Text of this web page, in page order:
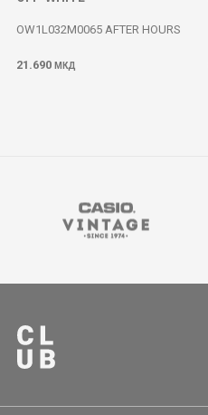
OW1L032M0065 AFTER HOURS
21.690 МКД